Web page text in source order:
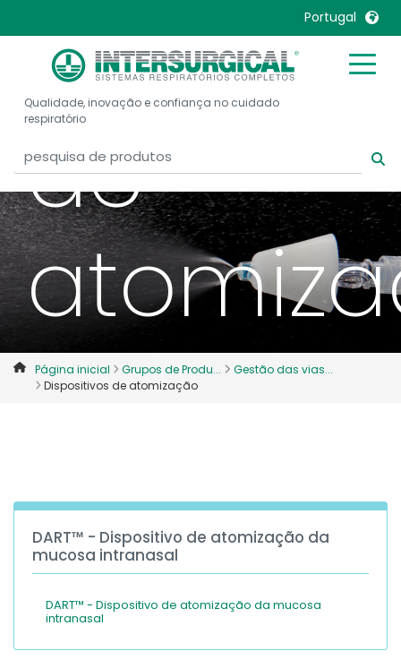
Portugal
United Kingdom
United States
België, Nederlands
Belgique, Français
Canada, English
Canada, Français
China
Colombia
Denmark
Deutschland
Malaysia
Mexico
Nederlands
Norway
Portugal
Russia
Sweden
Qualidade, inovação e confiança no cuidado
respiratório
de
Página inicial Grupos de Produ...
Gestão das vias...
Dispositivos de atomização
DART™ - Dispositivo de atomização da
mucosa intranasal
DART™ - Dispositivo de atomização da mucosa
intranasal